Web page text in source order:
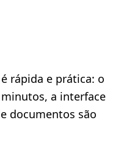
rápida e prática: o
a interface
documentos são